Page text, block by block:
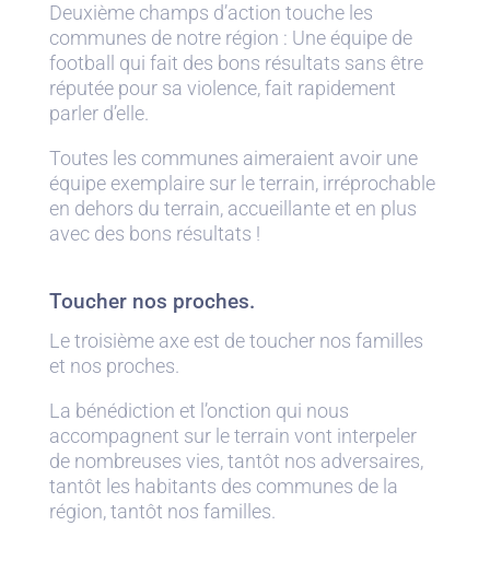
Deuxième champs d’action touche les
communes de notre région : Une équipe de
football qui fait des bons résultats sans être
réputée pour sa violence, fait rapidement
parler d’elle.
Toutes les communes aimeraient avoir une
équipe exemplaire sur le terrain, irréprochable
en dehors du terrain, accueillante et en plus
avec des bons résultats !
Toucher nos proches.
Le troisième axe est de toucher nos familles
et nos proches.
La bénédiction et l’onction qui nous
accompagnent sur le terrain vont interpeler
de nombreuses vies, tantôt nos adversaires,
tantôt les habitants des communes de la
région, tantôt nos familles.